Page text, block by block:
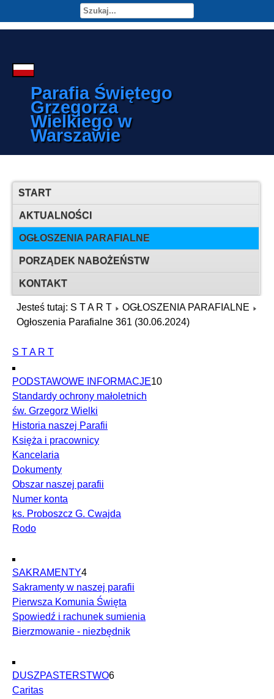
Parafia Świętego
Grzegorza
Wielkiego w
Warszawie
START
AKTUALNOŚCI
OGŁOSZENIA PARAFIALNE
PORZĄDEK NABOŻEŃSTW
KONTAKT
Jesteś tutaj: S T A R T
OGŁOSZENIA PARAFIALNE
Ogłoszenia Parafialne 361 (30.06.2024)
S T A R T
PODSTAWOWE INFORMACJE10
Standardy ochrony małoletnich
św. Grzegorz Wielki
Historia naszej Parafii
Księża i pracownicy
Kancelaria
Dokumenty
Obszar naszej parafii
Numer konta
ks. Proboszcz G. Cwajda
Rodo
SAKRAMENTY4
Sakramenty w naszej parafii
Pierwsza Komunia Święta
Spowiedź i rachunek sumienia
Bierzmowanie - niezbędnik
DUSZPASTERSTWO6
Caritas